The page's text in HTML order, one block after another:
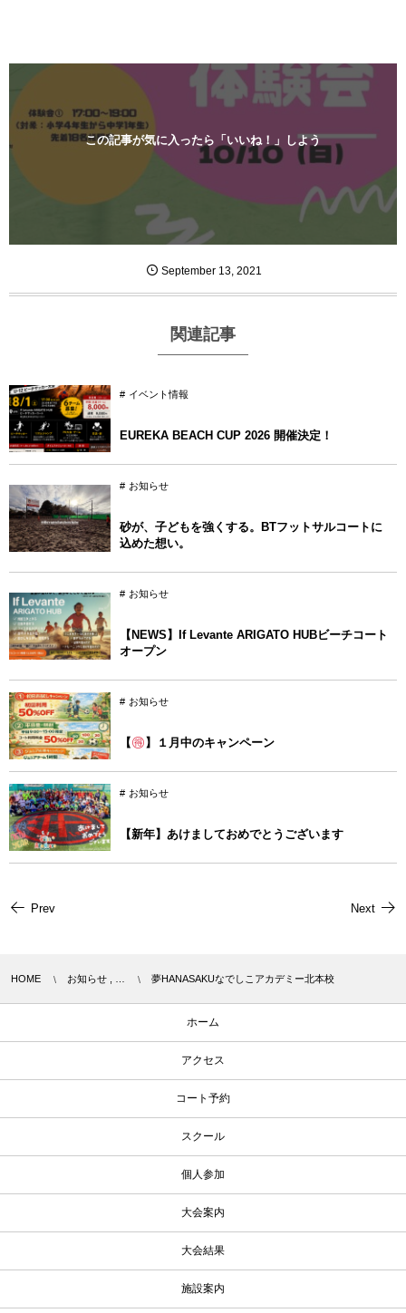
この記事が気に入ったら「いいね！」しよう
September 13,2021
関連記事
イベント情報
EUREKA BEACH CUP 2026 開催決定！
お知らせ
砂が、子どもを強くする。BTフットサルコートに
込めた想い。
お知らせ
【NEWS】If Levante ARIGATO HUBビーチコート
オープン
お知らせ
【 】１月中のキャンペーン
お知らせ
【新年】あけましておめでとうございます
Prev Next
HOME お知らせ , … 夢HANASAKUなでしこアカデミー北本校
ホーム
アクセス
コート予約
スクール
個人参加
大会案内
大会結果
施設案内